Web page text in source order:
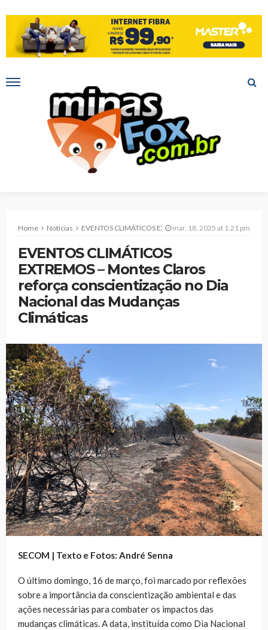
Home Notícias EVENTOS CLIMÁTICOS EXTREMOS – Montes Claros reforça conscientização no Dia Nacional das Mudanças Climáticas
mar. 18, 2025 at 1:21 pm
EVENTOS CLIMÁTICOS
EXTREMOS – Montes Claros
reforça conscientização no Dia
Nacional das Mudanças
Climáticas
SECOM | Texto e Fotos: André Senna
O último domingo, 16 de março, foi marcado por reflexões
sobre a importância da conscientização ambiental e das
ações necessárias para combater os impactos das
mudanças climáticas. A data, instituída como Dia Nacional